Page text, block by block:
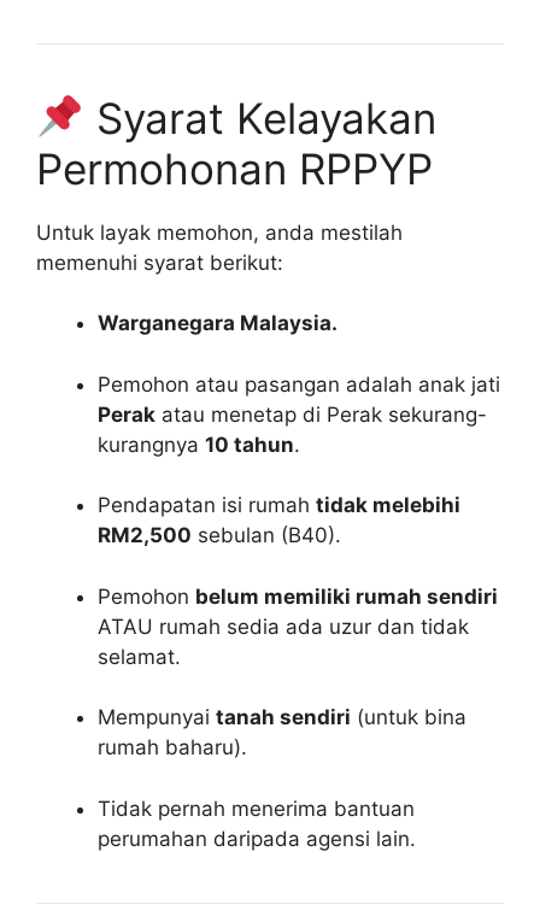
Syarat Kelayakan
Permohonan RPPYP
Untuk layak memohon, anda mestilah
memenuhi syarat berikut:
Warganegara Malaysia.
Pemohon atau pasangan adalah anak jati
Perak atau menetap di Perak sekurang-
kurangnya 10 tahun.
Pendapatan isi rumah tidak melebihi
RM2,500 sebulan (B40).
Pemohon belum memiliki rumah sendiri
ATAU rumah sedia ada uzur dan tidak
selamat.
Mempunyai tanah sendiri (untuk bina
rumah baharu).
Tidak pernah menerima bantuan
perumahan daripada agensi lain.